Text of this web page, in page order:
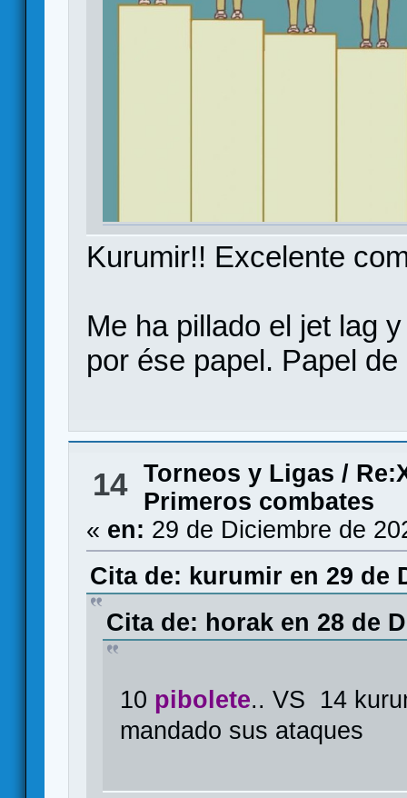
Kurumir!! Excelente
Me ha pillado el jet lag
por ése papel. Papel
14 Torneos y Ligas /
Primeros combates
« en: 29 de Diciembre de
Cita de: kurumir en 29 de
Cita de: horak en 28 de
10 pibolete.. VS 14
mandado sus ataques